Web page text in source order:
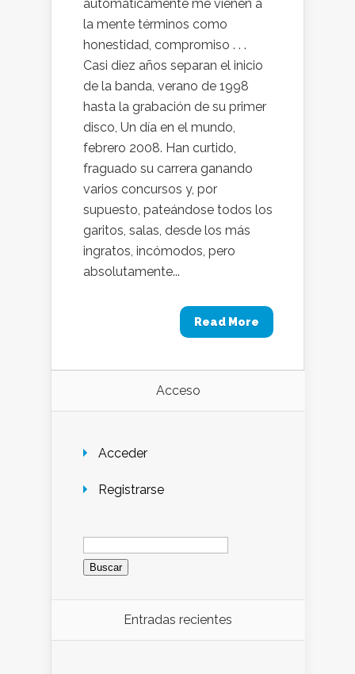
automáticamente me vienen a
la mente términos como
honestidad, compromiso . . .
Casi diez años separan el inicio
de la banda, verano de 1998
hasta la grabación de su primer
disco, Un día en el mundo,
febrero 2008. Han curtido,
fraguado su carrera ganando
varios concursos y, por
supuesto, pateándose todos los
garitos, salas, desde los más
ingratos, incómodos, pero
absolutamente...
Read More
Acceso
Acceder
Registrarse
Buscar:
Entradas recientes